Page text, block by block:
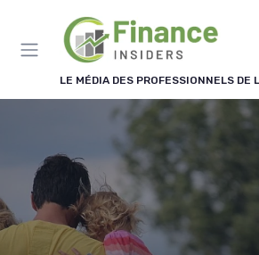
LE MÉDIA DES PROFESSIONNELS DE